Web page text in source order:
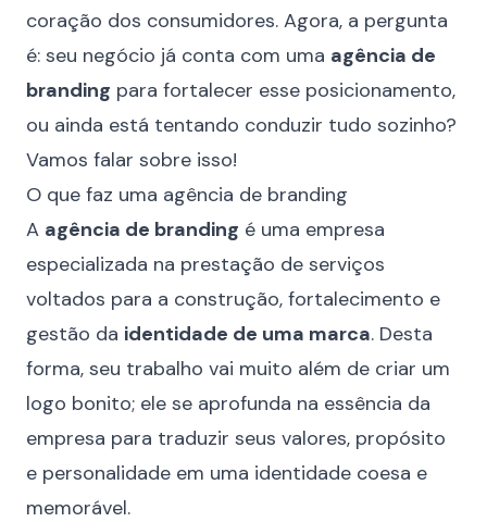
coração dos consumidores. Agora, a pergunta
é: seu negócio já conta com uma agência de
branding para fortalecer esse posicionamento,
ou ainda está tentando conduzir tudo sozinho?
Vamos falar sobre isso!
O que faz uma agência de branding
A agência de branding é uma empresa
especializada na prestação de serviços
voltados para a construção, fortalecimento e
gestão da identidade de uma marca. Desta
forma, seu trabalho vai muito além de criar um
logo bonito; ele se aprofunda na essência da
empresa para traduzir seus valores, propósito
e personalidade em uma identidade coesa e
memorável.